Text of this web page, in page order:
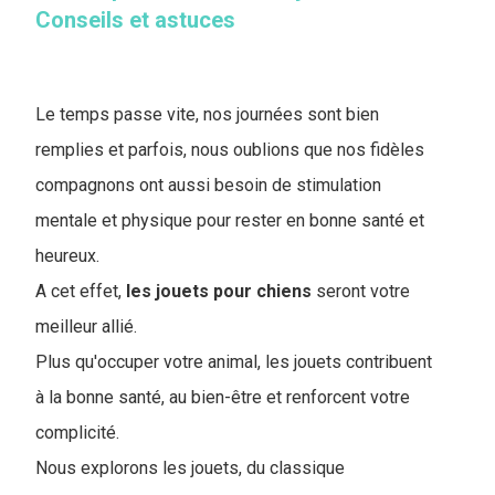
Conseils et astuces
Le temps passe vite, nos journées sont bien
remplies et parfois, nous oublions que nos fidèles
compagnons ont aussi besoin de stimulation
mentale et physique pour rester en bonne santé et
heureux.
A cet effet, les jouets pour chiens seront votre
meilleur allié.
Plus qu'occuper votre animal, les jouets contribuent
à la bonne santé, au bien-être et renforcent votre
complicité.
Nous explorons les jouets, du classique